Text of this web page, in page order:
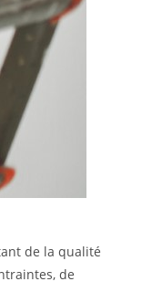
de la qualité
de